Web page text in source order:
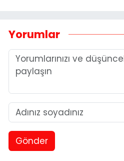
Yorumlar
Gönder